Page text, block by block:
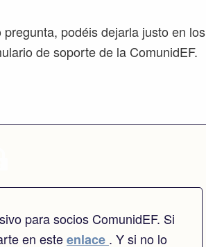
podéis dejarla justo en los
de soporte de la ComunidEF.
para socios ComunidEF. Si
en esteenlace . Y si no lo